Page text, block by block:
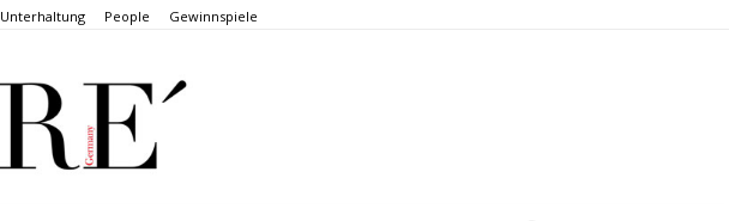
Unterhaltung People Gewinnspiele